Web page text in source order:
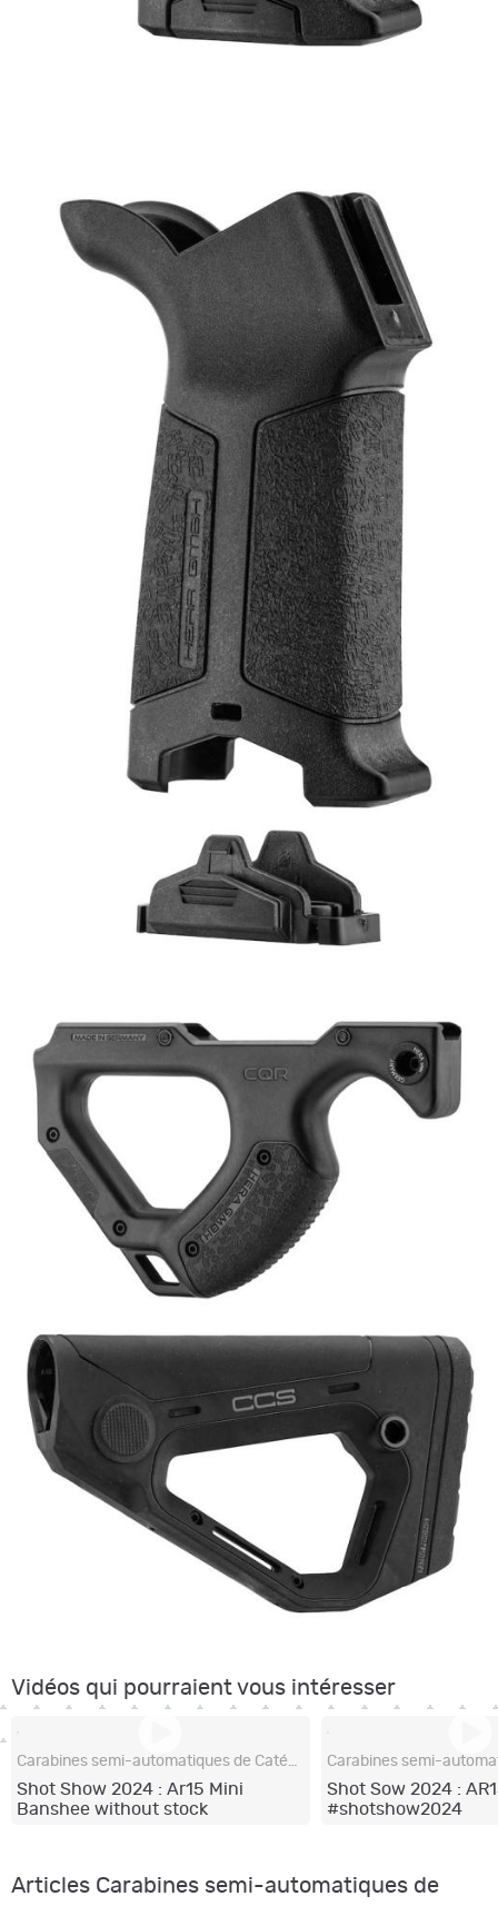
Vidéos qui pourraient vous intéresser
Shot Show 2024 : Ar15 Mini
Banshee without stock
Shot Sow 2024 :
#shotshow2024
Articles Carabines semi-automatiques de